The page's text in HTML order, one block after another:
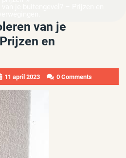
van je
en
11 april 2023 0 Comments